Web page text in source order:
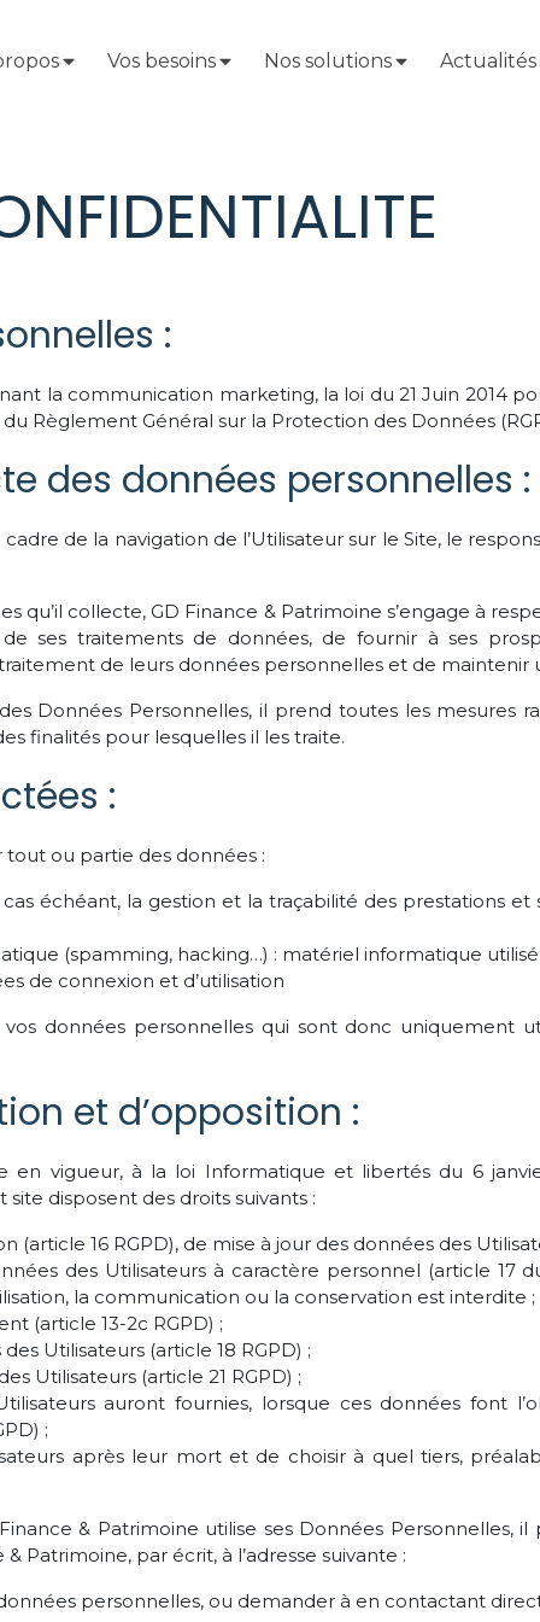
Vos besoins Nos solutions Actualités
:
la communication marketing, la loi du 21 Juin 2014
Règlement Général sur la Protection des Données
des données personnelles :
de la navigation de l’Utilisateur sur le Site, le
collecte, GD Finance & Patrimoine s’engage à
ses traitements de données, de fournir à ses
de leurs données personnelles et de maintenir
Données Personnelles, il prend toutes les mesures
finalités pour lesquelles il les traite.
:
ou partie des données :
échéant, la gestion et la traçabilité des prestations et
(spamming, hacking…) : matériel informatique utilisé
de connexion et d’utilisation
données personnelles qui sont donc uniquement
et d’opposition :
en vigueur, à la loi Informatique et libertés du 6
disposent des droits suivants :
(article 16 RGPD), de mise à jour des données des
des Utilisateurs à caractère personnel (article 17
la communication ou la conservation est interdite ;
(article 13-2c RGPD) ;
Utilisateurs (article 18 RGPD) ;
Utilisateurs (article 21 RGPD) ;
auront fournies, lorsque ces données font
;
après leur mort et de choisir à quel tiers,
& Patrimoine utilise ses Données Personnelles,
Patrimoine, par écrit, à l’adresse suivante :
personnelles, ou demander à en contactant